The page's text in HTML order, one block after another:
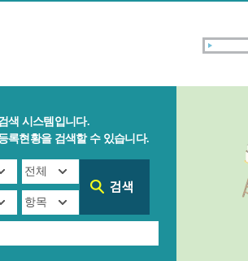
색 시스템입니다.
록현황을 검색할 수 있습니다.